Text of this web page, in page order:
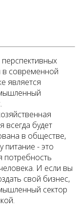
в современной
является
всегда будет
в обществе,
питание - это
потребность
И если вы
свой бизнес,
сектор